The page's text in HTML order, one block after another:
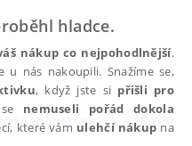
a architektura
hladce.
nákup co nejpohodlnější.
nás nakoupili. Snažíme se,
, když jste si přišli pro
nemuseli pořád dokola
které vám ulehčí nákup na